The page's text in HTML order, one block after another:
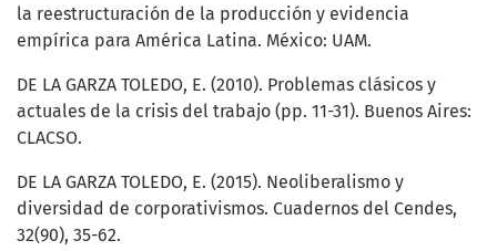
la reestructuración de la producción y evidencia
empírica para América Latina. México: UAM.
DE LA GARZA TOLEDO, E. (2010). Problemas clásicos y
actuales de la crisis del trabajo (pp. 11-31). Buenos Aires:
CLACSO.
DE LA GARZA TOLEDO, E. (2015). Neoliberalismo y
diversidad de corporativismos. Cuadernos del Cendes,
32(90), 35-62.